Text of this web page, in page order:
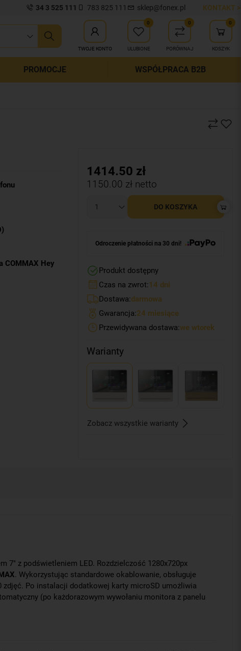
34 3 525 111 783 825 111 sklep@fonex.pl KONTAKT >
wyszukiwanie
TWOJE KONTO
0
ULUBIONE
0
PORÓWNAJ
0
KOSZYK
PROMOCJE WSPÓŁPRACA B2B
COMMAX Hey
1414.50 zł
1150.00 zł netto
DO KOSZYKA
Odroczenie płatności na 30 dni!
Produkt dostępny
Czas na zwrot:14 dni
Dostawa:darmowa
Gwarancja:24 miesiące
Przewidywana dostawa:we wtorek
Warianty
Zobacz wszystkie warianty
7" z podświetleniem LED. Rozdzielczość 1280x720px
. Wykorzystując standardowe okablowanie, obsługuje
zdjęć. Po instalacji dodatkowej karty microSD umożliwia
(po każdorazowym wywołaniu monitora z panelu